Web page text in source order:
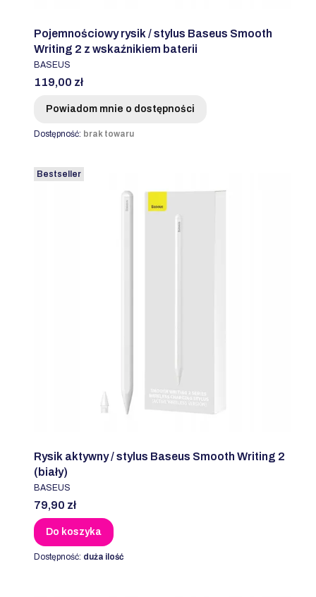
Pojemnościowy rysik / stylus Baseus Smooth
Writing 2 z wskaźnikiem baterii
PRODUCENT
BASEUS
Cena
119,00 zł
Powiadom mnie o dostępności
Dostępność: brak towaru
Bestseller
Rysik aktywny / stylus Baseus Smooth Writing 2
(biały)
PRODUCENT
BASEUS
Cena
79,90 zł
Do koszyka
Dostępność: duża ilość